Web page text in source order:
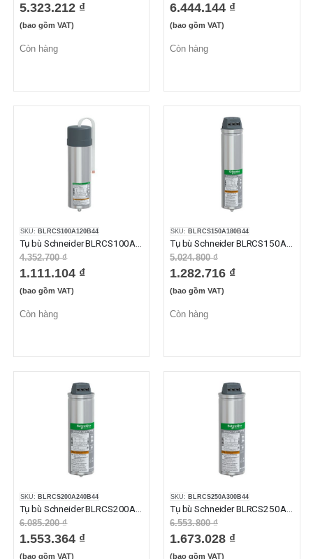
5.323.212 ₫
(bao gồm VAT)
Còn hàng
6.444.144 ₫
(bao gồm VAT)
Còn hàng
SKU: BLRCS100A120B44
4.352.700 ₫
1.111.104 ₫
(bao gồm VAT)
Còn hàng
SKU: BLRCS150A180B44
5.024.800 ₫
1.282.716 ₫
(bao gồm VAT)
Còn hàng
SKU: BLRCS200A240B44
6.085.200 ₫
1.553.364 ₫
(bao gồm VAT)
SKU: BLRCS250A300B44
6.553.800 ₫
1.673.028 ₫
(bao gồm VAT)